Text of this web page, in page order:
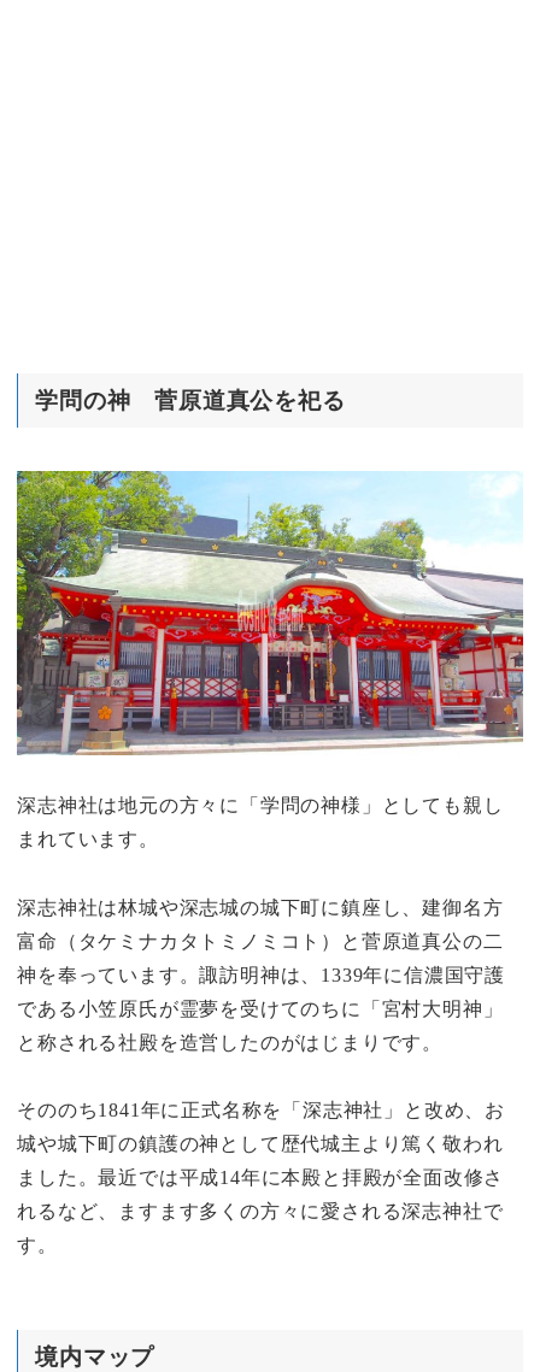
学問の神 菅原道真公を祀る
深志神社は地元の方々に「学問の神様」としても親し
まれています。
深志神社は林城や深志城の城下町に鎮座し、建御名方
富命（タケミナカタトミノミコト）と菅原道真公の二
神を奉っています。諏訪明神は、1339年に信濃国守護
である小笠原氏が霊夢を受けてのちに「宮村大明神」
と称される社殿を造営したのがはじまりです。
そののち1841年に正式名称を「深志神社」と改め、お
城や城下町の鎮護の神として歴代城主より篤く敬われ
ました。最近では平成14年に本殿と拝殿が全面改修さ
れるなど、ますます多くの方々に愛される深志神社で
す。
境内マップ